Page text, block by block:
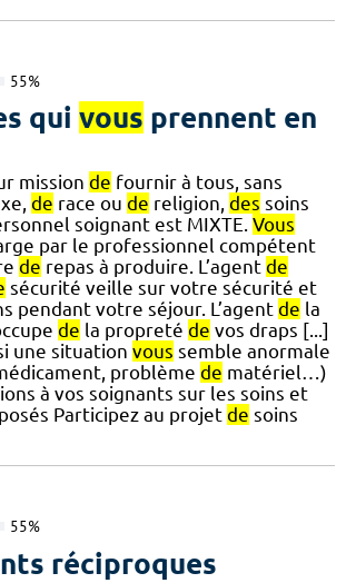
55%
qui vous prennent en
mission de fournir à tous, sans
de race ou de religion, des soins
soignant est MIXTE. Vous
par le professionnel compétent
de repas à produire. L’agent de
sécurité veille sur votre sécurité et
pendant votre séjour. L’agent de la
de la propreté de vos draps [...]
une situation vous semble anormale
problème de matériel…)
à vos soignants sur les soins et
Participez au projet de soins
55%
réciproques